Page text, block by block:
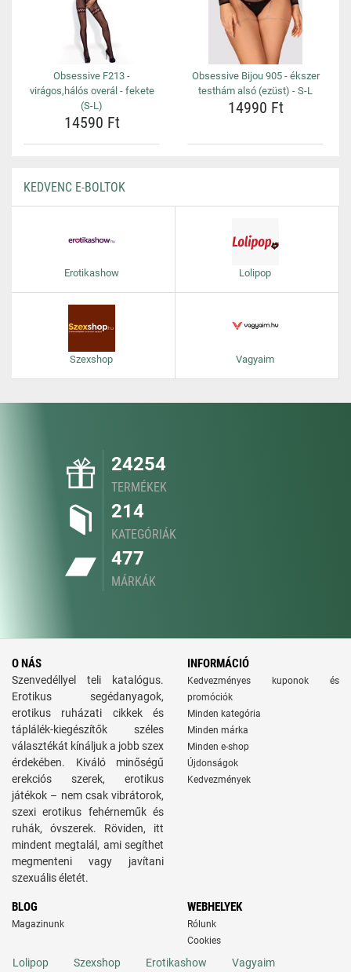
Obsessive F213 -
virágos,hálós overál - fekete
(S-L)
14590 Ft
Obsessive Bijou 905 - ékszer
testhám alsó (ezüst) - S-L
14990 Ft
KEDVENC E-BOLTOK
Erotikashow Lolipop
Szexshop Vagyaim
24254
TERMÉKEK
214
KATEGÓRIÁK
477
MÁRKÁK
O NÁS
Szenvedéllyel teli katalógus.
Erotikus segédanyagok,
erotikus ruházati cikkek és
táplálék-kiegészítők széles
választékát kínáljuk a jobb szex
érdekében. Kiváló minőségű
erekciós szerek, erotikus
játékok – nem csak vibrátorok,
szexi erotikus fehérneműk és
ruhák, óvszerek. Röviden, itt
mindent megtalál, ami segíthet
megmenteni vagy javítani
szexuális életét.
INFORMÁCIÓ
Kedvezményes kuponok és
promóciók
Minden kategória
Minden márka
Minden e-shop
Újdonságok
Kedvezmények
BLOG
Magazinunk
WEBHELYEK
Rólunk
Cookies
Lolipop Szexshop Erotikashow Vagyaim